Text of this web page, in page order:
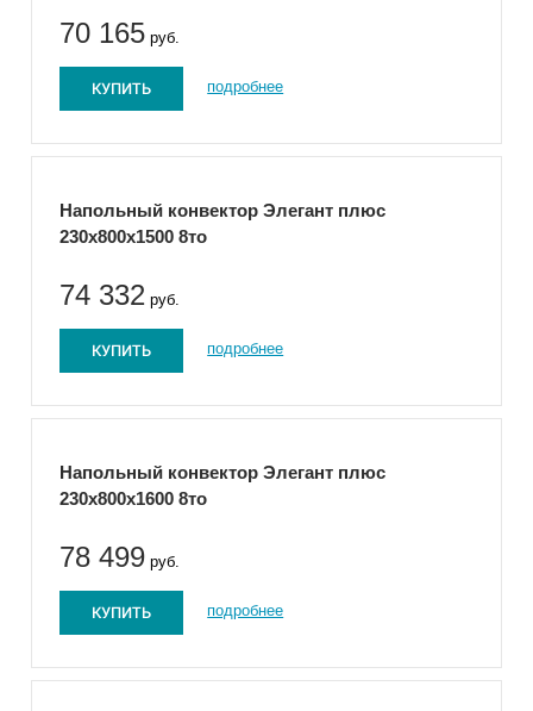
70 165 руб.
КУПИТЬ подробнее
Напольный конвектор Элегант плюс
230x800x1500 8то
74 332 руб.
КУПИТЬ подробнее
Напольный конвектор Элегант плюс
230x800x1600 8то
78 499 руб.
КУПИТЬ подробнее